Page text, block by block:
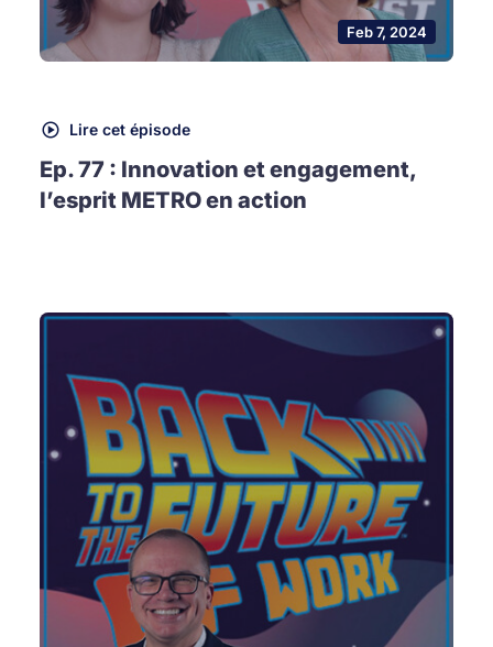
Feb 7, 2024
Lire cet épisode
Ep. 77 : Innovation et engagement,
l’esprit METRO en action